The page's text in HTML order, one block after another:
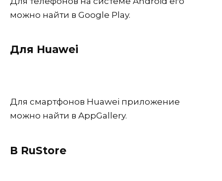
можно найти в Google Play.
Для Huawei
Для смартфонов Huawei приложение
можно найти в AppGallery.
В RuStore